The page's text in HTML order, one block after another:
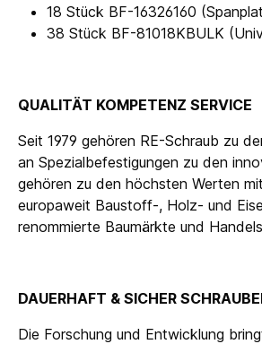
18 Stück BF-16326160
38 Stück BF-81018KBULK
QUALITÄT KOMPETENZ SERVICE
Seit 1979 gehören RE-Schraub zu
an Spezialbefestigungen zu den
gehören zu den höchsten Werten
europaweit Baustoff-, Holz- und
renommierte Baumärkte und
DAUERHAFT & SICHER
Die Forschung und Entwicklung